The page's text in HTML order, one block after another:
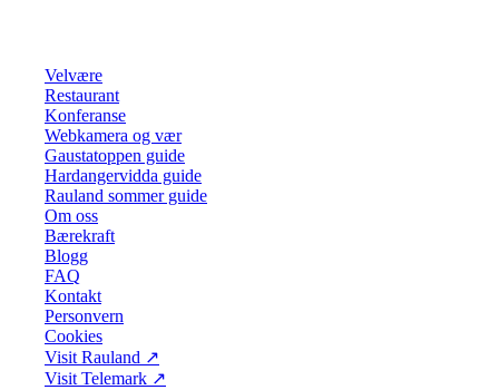
Velvære
Restaurant
Konferanse
Webkamera og vær
Gaustatoppen guide
Hardangervidda guide
Rauland sommer guide
Om oss
Bærekraft
Blogg
FAQ
Kontakt
Personvern
Cookies
Visit Rauland ↗
Visit Telemark ↗